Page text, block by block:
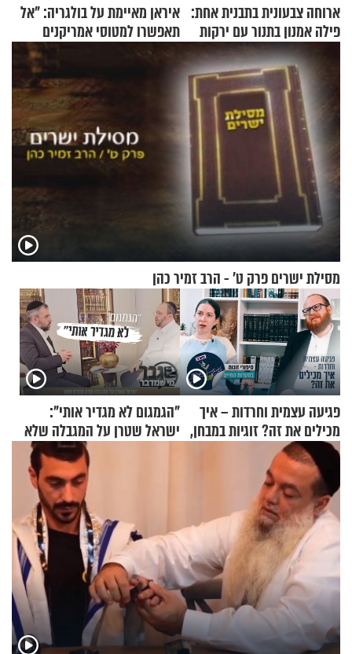
ארוחה צבעונית בתבנית אחת:
פילה אמנון בתנור עם ירקות
איראן מאיימת על בולגריה: "אל
תאפשרו למטוסי אמריקנים
להמריא מהשטח שלכם"
מסילת ישרים פרק ט’ - הרב זמיר כהן
פגיעה עצמית וחרדות – איך
מכילים את זה? זוגיות במבחן,
הפעם עם יהודית ואלתר כהן
"הגמגום לא מגדיר אותי":
ישראל שטרן על המגבלה שלא